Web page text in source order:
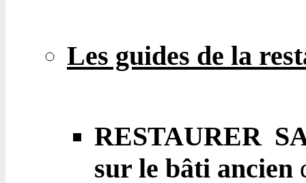
Les guides de la
RESTAURER
sur le bâti ancien